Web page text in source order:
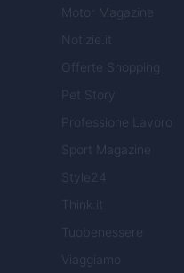
Motor Magazine
Notizie.it
Offerte Shopping
Pet Story
Professione Lavoro
Sport Magazine
Style24
Think.it
Tuobenessere
Viaggiamo